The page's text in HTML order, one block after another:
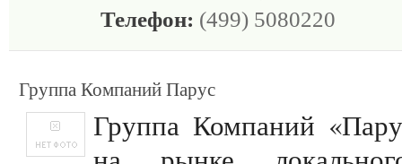
Телефон: (499) 5080220
Группа Компаний Парус
Группа Компаний